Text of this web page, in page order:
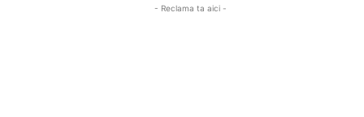
- Reclama ta aici -